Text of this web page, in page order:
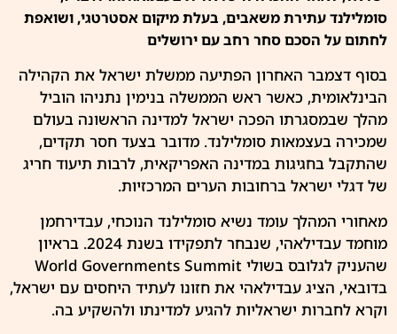
סומלילנד עתירת משאבים, בעלת מיקום אסטרטגי, ושואפת
לחתום על הסכם סחר רחב עם ירושלים
בסוף דצמבר האחרון הפתיעה ממשלת ישראל את הקהילה
הבינלאומית, כאשר ראש הממשלה בנימין נתניהו הוביל
מהלך שבמסגרתו הפכה ישראל למדינה הראשונה בעולם
שמכירה בעצמאות סומלילנד. מדובר בצעד חסר תקדים,
שהתקבל בחגיגות במדינה האפריקאית, לרבות תיעוד חריג
של דגלי ישראל ברחובות הערים המרכזיות.
מאחורי המהלך עומד נשיא סומלילנד הנוכחי, עבדירחמן
מוחמד עבדילאהי, שנבחר לתפקידו בשנת 2024. בראיון
שהעניקלגלובס
בשולי World Governments Summit
בדובאי, הציג עבדילאהי את חזונו לעתיד היחסים עם ישראל,
וקרא לחברות ישראליות להגיע למדינתו ולהשקיע בה.